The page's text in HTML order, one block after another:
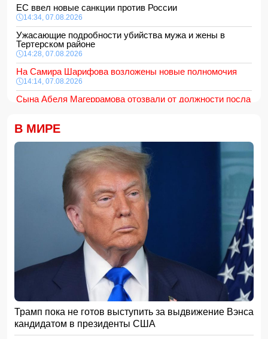
ЕС ввел новые санкции против России
14:34, 07.08.2026
Ужасающие подробности убийства мужа и жены в
Тертерском районе
14:28, 07.08.2026
На Самира Шарифова возложены новые полномочия
14:14, 07.08.2026
Сына Абеля Магеррамова отозвали от должности посла
Моуринью в шоке после отказа Родри от перехода в
"Реал"
14:04, 07.08.2026
Ильхам Алиев подписал распоряжения в связи с двумя
дипломатами
14:00, 07.08.2026
Прогноз погоды в Азербайджане на 8 августа
12:48, 07.08.2026
В Азербайджане ищут сотрудников с зарплатой до 10
12:40, 07.08.2026
Уровень безработицы во Франции вырос до рекордного
с 2020 года показателя
Житель Гёйчая напал с ножом на предпринимательницу
в кафе
12:28, 07.08.2026
В МИРЕ
Трамп пока не готов выступить за выдвижение Вэнса
кандидатом в президенты США